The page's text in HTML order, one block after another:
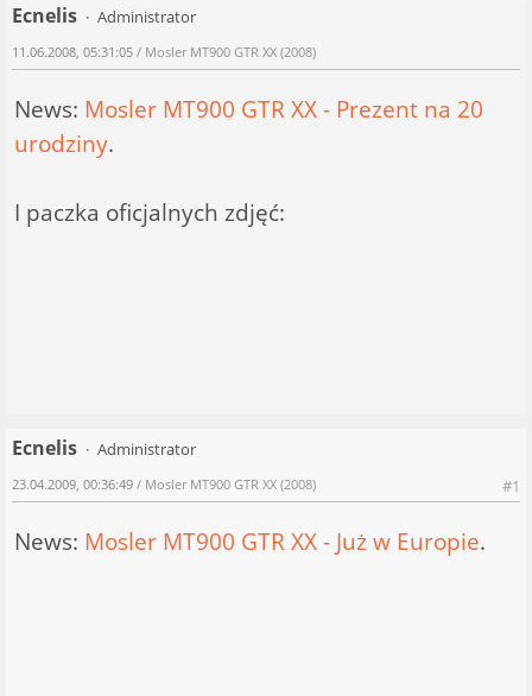
Ecnelis Administrator
11.06.2008, 05:31:05 / Mosler MT900 GTR XX (2008)
News: Mosler MT900 GTR XX - Prezent na 20
urodziny.
I paczka oficjalnych zdjęć:
Ecnelis
Administrator
#1
23.04.2009, 00:36:49 / Mosler MT900 GTR XX (2008)
News: Mosler MT900 GTR XX - Już w Europie.